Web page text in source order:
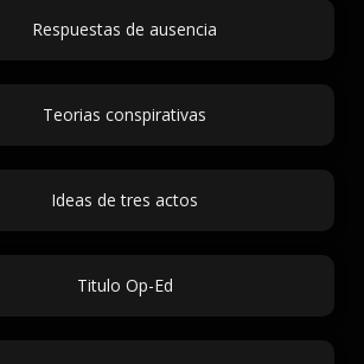
Respuestas de ausencia
Teorias conspirativas
Ideas de tres actos
Titulo Op-Ed